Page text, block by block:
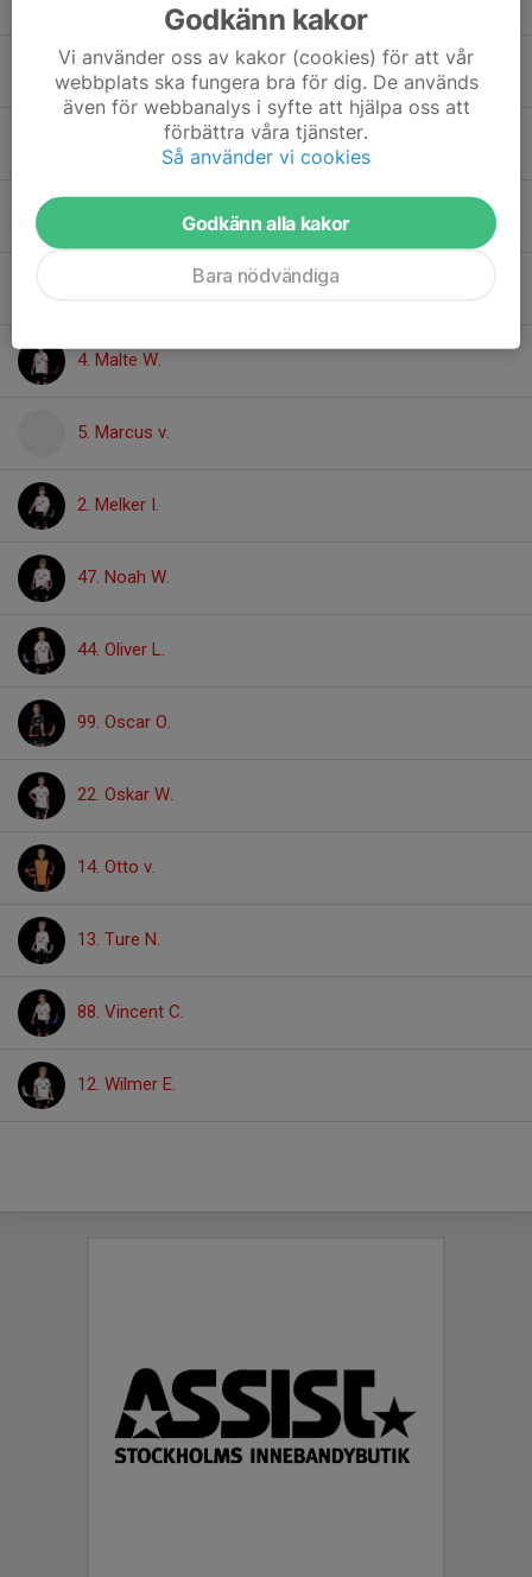
Hjalmar B.
4. Malte W.
5. Marcus v.
2. Melker I.
47. Noah W.
44. Oliver L.
99. Oscar O.
22. Oskar W.
14. Otto v.
13. Ture N.
88. Vincent C.
12. Wilmer E.
Godkänn kakor
Vi använder oss av kakor (cookies) för att vår
webbplats ska fungera bra för dig. De används
även för webbanalys i syfte att hjälpa oss att
förbättra våra tjänster.
Så använder vi cookies
Godkänn alla kakor
Bara nödvändiga